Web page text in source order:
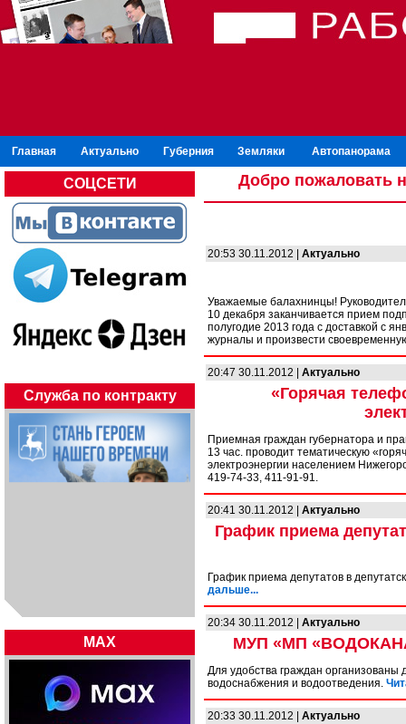
Главная Актуально Губерния Земляки Автопанорама
СОЦСЕТИ
Служба по контракту
MAX
Добро пожаловать
20:53 30.11.2012 | Актуально
Уважаемые балахнинцы!
10 декабря заканчивается прием
полугодие 2013 года с доставкой с
журналы и произвести
20:47 30.11.2012 | Актуально
«Горячая
Приемная граждан губернатора и
13 час. проводит тематическую
электроэнергии населением
419-74-33, 411-91-91.
20:41 30.11.2012 | Актуально
График приема
График приема депутатов в
дальше...
20:34 30.11.2012 | Актуально
МУП «МП
Для удобства граждан организованы
водоснабжения и водоотведения.
20:33 30.11.2012 | Актуально